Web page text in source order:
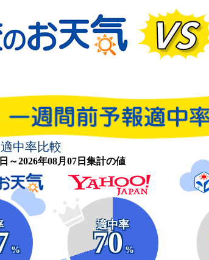
中率比較
～2026年08月07日集計の値
%
適中率
70
%